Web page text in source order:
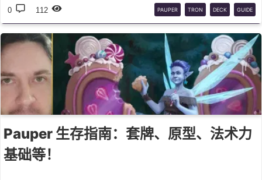
0 112 PAUPER TRON DECK GUIDE
Pauper 生存指南：套牌、原型、法术力
基础等！